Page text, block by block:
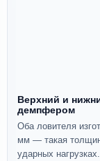
Верхний и
демпфером
Оба ловителя
мм — такая
ударных